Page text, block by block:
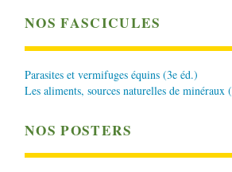
NOS FASCICULES
Parasites et vermifuges équins (3e éd.)
Les aliments, sources naturelles de minéraux
NOS POSTERS